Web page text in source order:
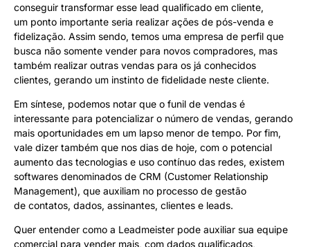
conseguir transformar esse lead qualificado em cliente,
um ponto importante seria realizar ações de pós-venda e
fidelização. Assim sendo, temos uma empresa de perfil que
busca não somente vender para novos compradores, mas
também realizar outras vendas para os já conhecidos
clientes, gerando um instinto de fidelidade neste cliente.
Em síntese, podemos notar que o funil de vendas é
interessante para potencializar o número de vendas, gerando
mais oportunidades em um lapso menor de tempo. Por fim,
vale dizer também que nos dias de hoje, com o potencial
aumento das tecnologias e uso contínuo das redes, existem
softwares denominados de CRM (Customer Relationship
Management), que auxiliam no processo de gestão
de contatos, dados, assinantes, clientes e leads.
Quer entender como a Leadmeister pode auxiliar sua equipe
comercial para vender mais, com dados qualificados,